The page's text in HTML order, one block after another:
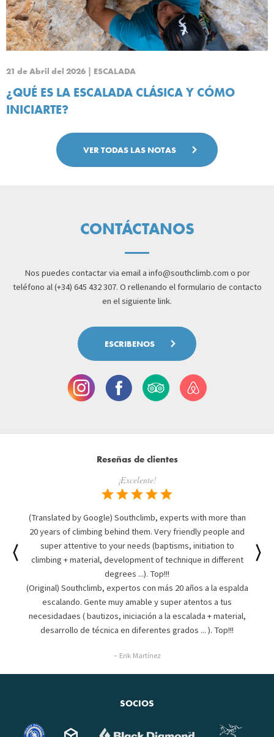
21 de Abril del 2026 | ESCALADA
¿QUÉ ES LA ESCALADA CLÁSICA Y CÓMO
INICIARTE?
VER TODAS LAS NOTAS
CONTÁCTANOS
Nos puedes contactar via email a info@southclimb.com o por
teléfono al (+34) 645 432 307. O rellenando el formulario de contacto
en el siguiente link.
ESCRIBENOS
Reseñas de clientes
¡Excelente!
(Translated by Google) Southclimb, experts with more than
20 years of climbing behind them. Very friendly people and
super attentive to your needs (baptisms, initiation to
climbing + material, development of technique in different
degrees ...). Top!!!
(Original) Southclimb, expertos con más 20 años a la espalda
escalando. Gente muy amable y super atentos a tus
necesidadaes ( bautizos, iniciación a la escalada + material,
desarrollo de técnica en diferentes grados ... ). Top!!!
– Erik Martínez
SOCIOS